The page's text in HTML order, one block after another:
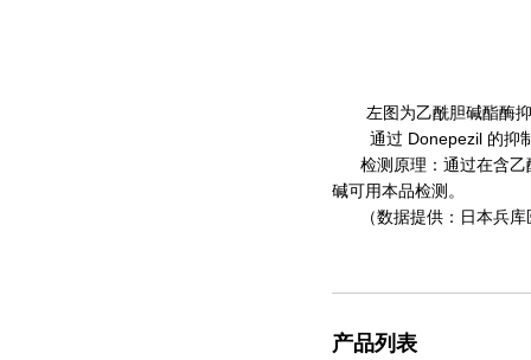
左图为乙酰胆碱酯酶抑
通过 Donepezil 的抑制
检测原理：通过在含
碱可用本品检测。
（数据提供：日本兵
产品列表